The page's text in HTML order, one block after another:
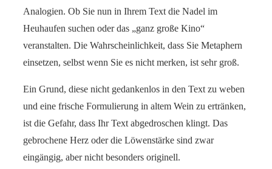
Analogien. Ob Sie nun in Ihrem Text die Nadel im
Heuhaufen suchen oder das „ganz große Kino“
veranstalten. Die Wahrscheinlichkeit, dass Sie Metaphern
einsetzen, selbst wenn Sie es nicht merken, ist sehr groß.
Ein Grund, diese nicht gedankenlos in den Text zu weben
und eine frische Formulierung in altem Wein zu ertränken,
ist die Gefahr, dass Ihr Text abgedroschen klingt. Das
gebrochene Herz oder die Löwenstärke sind zwar
eingängig, aber nicht besonders originell.